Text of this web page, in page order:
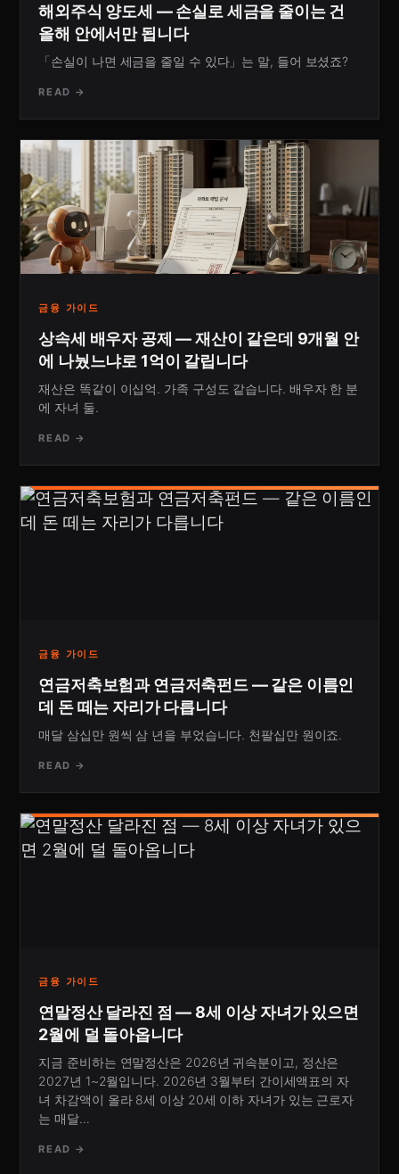
해외주식 양도세 — 손실로 세금을 줄이는 건
올해 안에서만 됩니다
「손실이 나면 세금을 줄일 수 있다」는 말, 들어 보셨죠?
READ →
금융 가이드
상속세 배우자 공제 — 재산이 같은데 9개월 안
에 나눴느냐로 1억이 갈립니다
재산은 똑같이 이십억. 가족 구성도 같습니다. 배우자 한 분
에 자녀 둘.
READ →
금융 가이드
연금저축보험과 연금저축펀드 — 같은 이름인
데 돈 떼는 자리가 다릅니다
매달 삼십만 원씩 삼 년을 부었습니다. 천팔십만 원이죠.
READ →
금융 가이드
연말정산 달라진 점 — 8세 이상 자녀가 있으면
2월에 덜 돌아옵니다
지금 준비하는 연말정산은 2026년 귀속분이고, 정산은
2027년 1~2월입니다. 2026년 3월부터 간이세액표의 자
녀 차감액이 올라 8세 이상 20세 이하 자녀가 있는 근로자
는 매달…
READ →